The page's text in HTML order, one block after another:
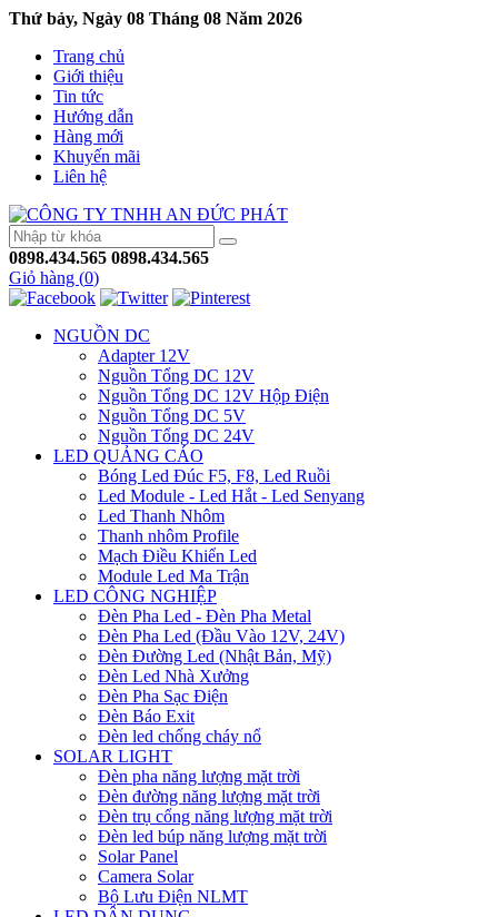
Thứ bảy, Ngày 08 Tháng 08 Năm 2026
Trang chủ
Giới thiệu
Tin tức
Hướng dẫn
Hàng mới
Khuyến mãi
Liên hệ
0898.434.565 0898.434.565
Giỏ hàng (0)
NGUỒN DC
Adapter 12V
Nguồn Tổng DC 12V
Nguồn Tổng DC 12V Hộp Điện
Nguồn Tổng DC 5V
Nguồn Tổng DC 24V
LED QUẢNG CÁO
Bóng Led Đúc F5, F8, Led Ruồi
Led Module - Led Hắt - Led Senyang
Led Thanh Nhôm
Thanh nhôm Profile
Mạch Điều Khiển Led
Module Led Ma Trận
LED CÔNG NGHIỆP
Đèn Pha Led - Đèn Pha Metal
Đèn Pha Led (Đầu Vào 12V, 24V)
Đèn Đường Led (Nhật Bản, Mỹ)
Đèn Led Nhà Xưởng
Đèn Pha Sạc Điện
Đèn Báo Exit
Đèn led chống cháy nổ
SOLAR LIGHT
Đèn pha năng lượng mặt trời
Đèn đường năng lượng mặt trời
Đèn trụ cổng năng lượng mặt trời
Đèn led búp năng lượng mặt trời
Solar Panel
Camera Solar
Bộ Lưu Điện NLMT